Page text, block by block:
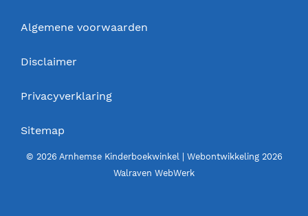
Algemene voorwaarden
Disclaimer
Privacyverklaring
Sitemap
© 2026 Arnhemse Kinderboekwinkel | Webontwikkeling 2026
Walraven WebWerk